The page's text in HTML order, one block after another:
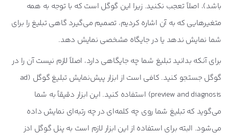
باشد)، اصلاً تعجب نکنید. زیرا این گوگل است که با توجه به همه
متغیرهایی که به آن اشاره کردیم، تصمیم می‌گیرد گاهی تبلیغ را برای
شما نمایش ندهد یا در جایگاه مشخصی نمایش دهد.
برای آنکه بدانید تبلیغ شما چه جایگاهی دارد، اصلاً لازم نیست آن را در
گوگل جستجو کنید. کافی است از ابزار پیش‌نمایش تبلیغ گوگل (ad
preview and diagnosis) استفاده کنید. این ابزار دقیقاً به شما
می‌گوید که تبلیغ شما روی چه کلمه‌ای در چه رتبه‌ای نمایش داده
می‌شود. البته برای استفاده از این ابزار لازم است به پنل گوگل ادز